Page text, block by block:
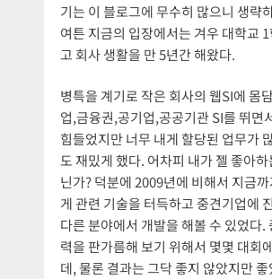
기는 이 블로그에 무수히 많으니 생략
여튼 지금의 입장에서는 겨우 대학교
고 회사 생활을 만 5년간 해왔다.
병특을 계기로 작은 회사의 웹SI에 몸
업,금융권,공기업,공공기관 SI를 뛰면
힘들었지만 너무 내게 할당된 업무가
도 재밌게 했다. 어차피 내가 젤 좋아
닌가? 덕분에 2009년에 비해서 지금
게 관련 기술을 터득하고 중견기업에
다른 분야에서 개발을 해볼 수 있었다.
력을 판가름해 보기 위해서 몇몇 대회
데, 물론 결과는 그닥 좋지 않았지만 좋